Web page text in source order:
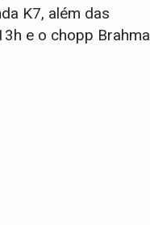
K7, além das
e o chopp Brahma